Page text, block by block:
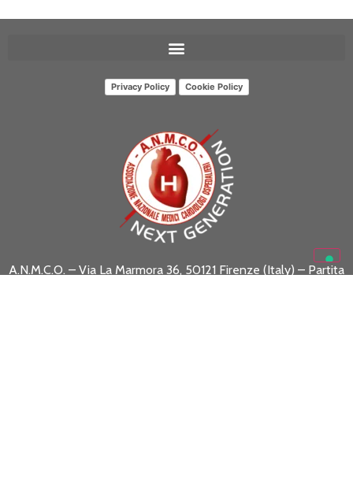
Privacy Policy Cookie Policy
A.N.M.C.O. – Via La Marmora 36, 50121 Firenze (Italy) – Partita